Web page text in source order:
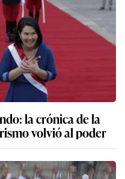
la crónica de la
volvió al poder